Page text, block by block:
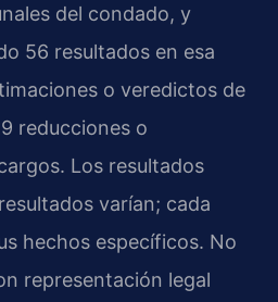
del condado, y
56 resultados en esa
o veredictos de
reducciones o
Los resultados
varían; cada
hechos específicos. No
representación legal